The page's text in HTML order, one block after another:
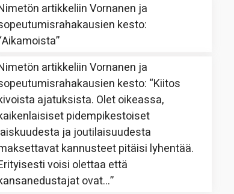
artikkeliinVornanen ja
kesto:
Aikamoista”
artikkeliinVornanen ja
kesto: “Kiitos
ajatuksista. Olet oikeassa,
pidempikestoiset
ja joutilaisuudesta
kannusteet pitäisi lyhentää.
voisi olettaa että
ovat…”